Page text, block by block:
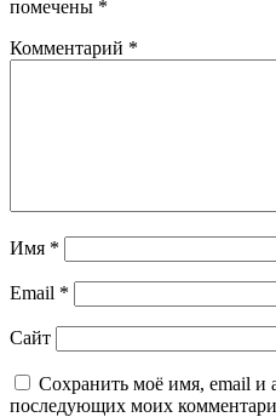
помечены *
Комментарий *
Имя *
Email *
Сайт
Сохранить моё имя, email и
последующих моих